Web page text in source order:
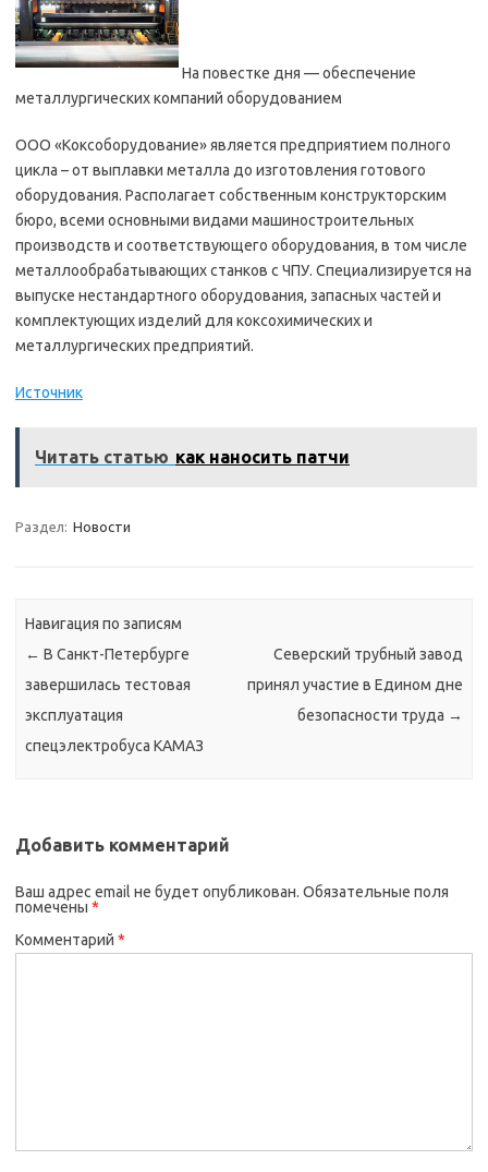
На повестке дня — обеспечение
металлургических компаний оборудованием
ООО «Коксоборудование» является предприятием полного
цикла – от выплавки металла до изготовления готового
оборудования. Располагает собственным конструкторским
бюро, всеми основными видами машиностроительных
производств и соответствующего оборудования, в том числе
металлообрабатывающих станков с ЧПУ. Специализируется на
выпуске нестандартного оборудования, запасных частей и
комплектующих изделий для коксохимических и
металлургических предприятий.
Источник
Читать статью как наносить патчи
Раздел: Новости
Навигация по записям
← В Санкт-Петербурге
завершилась тестовая
эксплуатация
спецэлектробуса КАМАЗ
Северский трубный завод
принял участие в Едином дне
безопасности труда →
Добавить комментарий
Ваш адрес email не будет опубликован. Обязательные поля
помечены *
Комментарий *